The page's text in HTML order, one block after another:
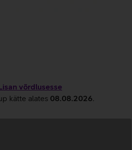
võrdlusesse
kätte alates 08.08.2026